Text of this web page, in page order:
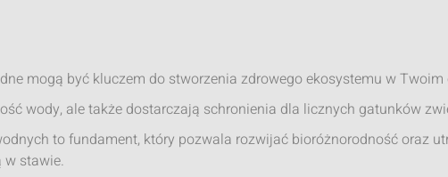
mogą być kluczem do stworzenia zdrowego ekosystemu w Twoim
wody, ale także dostarczają schronienia dla licznych gatunków
to fundament, który pozwala rozwijać bioróżnorodność oraz
w stawie.